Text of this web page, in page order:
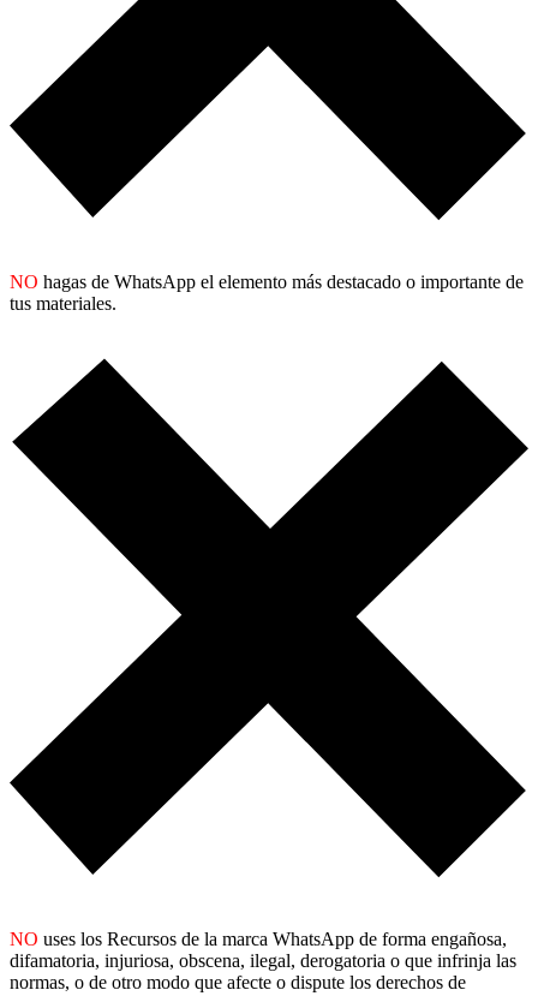
NO hagas de WhatsApp el elemento más destacado o importante de
tus materiales.
NO uses los Recursos de la marca WhatsApp de forma engañosa,
difamatoria, injuriosa, obscena, ilegal, derogatoria o que infrinja las
normas, o de otro modo que afecte o dispute los derechos de